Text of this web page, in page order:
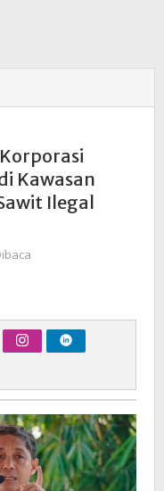
Kawasan
Ilegal